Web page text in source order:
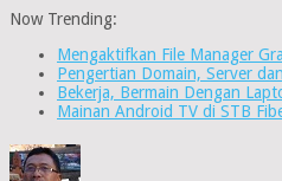
Now Trending:
Mengaktifkan File Manager
Pengertian Domain, Server
Bekerja, Bermain Dengan
Mainan Android TV di STB